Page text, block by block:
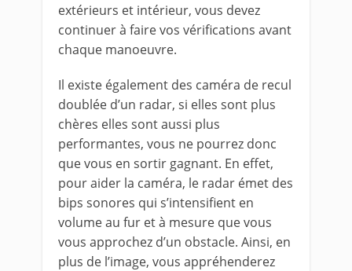
extérieurs et intérieur, vous devez
continuer à faire vos vérifications avant
chaque manoeuvre.
Il existe également des caméra de recul
doublée d’un radar, si elles sont plus
chères elles sont aussi plus
performantes, vous ne pourrez donc
que vous en sortir gagnant. En effet,
pour aider la caméra, le radar émet des
bips sonores qui s’intensifient en
volume au fur et à mesure que vous
vous approchez d’un obstacle. Ainsi, en
plus de l’image, vous appréhenderez